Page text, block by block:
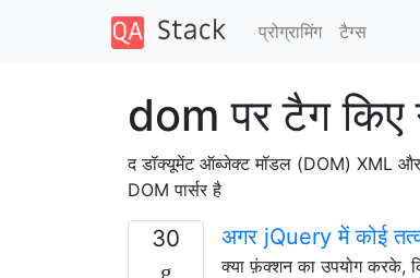
प्रोग्रामिंग टैग्‍स
dom पर टैग किए
द डॉक्यूमेंट ऑब्जेक्ट मॉडल (DOM) XML और
DOM पार्सर है
30 अगर jQuery में कोई
क्या फ़ंक्शन का उपयोग करके,